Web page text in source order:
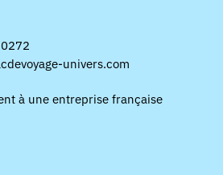
univers.com
à une entreprise française